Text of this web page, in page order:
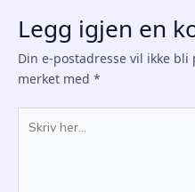
Legg igjen en
Din e-postadresse vil ikke bli
merket med *
her...